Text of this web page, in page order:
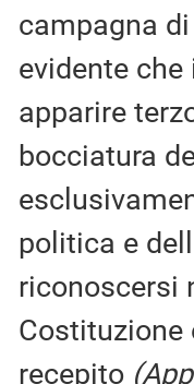
campagna
evidente
apparire
bocciatura
politica e
riconoscersi
Costituzione
recepito